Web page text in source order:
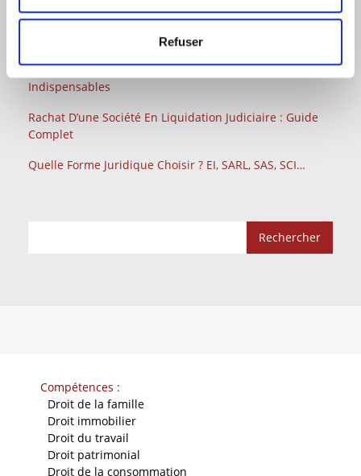
Refuser
Créer Une Société: Démarches Et Documents
Le Droit Administratif : Démarches Et Documents
Indispensables
Rachat D’une Société En Liquidation Judiciaire : Guide
Complet
Quelle Forme Juridique Choisir ? EI, SARL, SAS, SCI…
Compétences :
Droit de la famille
Droit immobilier
Droit du travail
Droit patrimonial
Droit de la consommation